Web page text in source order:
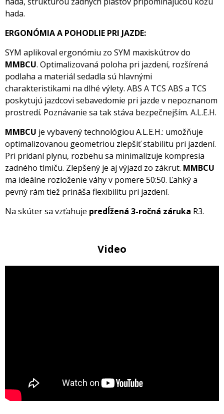
hada.
ERGONÓMIA A POHODLIE PRI JAZDE:
SYM aplikoval ergonómiu zo SYM maxiskútrov do
MMBCU. Optimalizovaná poloha pri jazdení, rozšírená
podlaha a materiál sedadla sú hlavnými
charakteristikami na dlhé výlety. ABS A TCS ABS a TCS
poskytujú jazdcovi sebavedomie pri jazde v nepoznanom
prostredí. Poznávanie sa tak stáva bezpečnejším. A.L.E.H.
MMBCU je vybavený technológiou A.L.E.H.: umožňuje
optimalizovanou geometriou zlepšiť stabilitu pri jazdení.
Pri pridaní plynu, rozbehu sa minimalizuje kompresia
zadného tlmiču. Zlepšený je aj výjazd zo zákrut. MMBCU
ma ideálne rozloženie váhy v pomere 50:50. Ľahký a
pevný rám tiež prináša flexibilitu pri jazdení.
Na skúter sa vzťahuje predĺžená 3-ročná záruka R3.
Video